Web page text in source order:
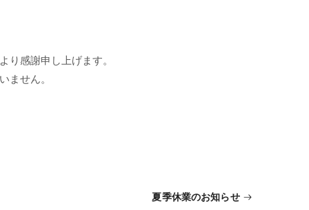
り感謝申し上げます。
ません。
夏季休業のお知らせ